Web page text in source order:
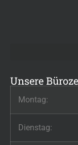
Unsere
Montag:
Dienstag: